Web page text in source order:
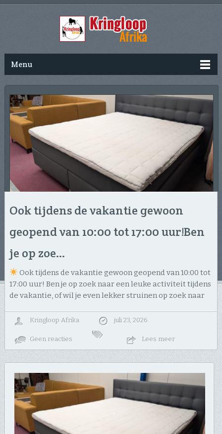
Menu
Ook tijdens de vakantie gewoon
geopend van 10:00 tot 17:00 uur! ​Ben
je op zoe…
Ook tijdens de vakantie gewoon geopend van 10:00 tot
17:00 uur! ​Ben je op zoek naar een leuke activiteit tijdens
de vakantie, of wil je even lekker struinen op zoek naar
Kringloop Afrika juli 23, 2026
Geen reacties Lees meer